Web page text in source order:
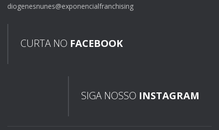
diogenesnunes@exponencialfranchising
CURTA NO FACEBOOK
SIGA NOSSO INSTAGRAM